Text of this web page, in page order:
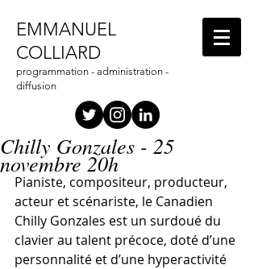
EMMANUEL
COLLIARD
programmation - administration -
diffusion
Chilly Gonzales - 25
novembre 20h
Pianiste, compositeur, producteur,
acteur et scénariste, le Canadien
Chilly Gonzales est un surdoué du
clavier au talent précoce, doté d’une
personnalité et d’une hyperactivité